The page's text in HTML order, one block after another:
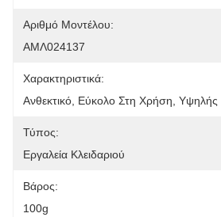
Αριθμό Μοντέλου:
ΑΜΛ024137
Χαρακτηριστικά:
Ανθεκτικό, Εύκολο Στη Χρήση, Υψηλής
Τύπος:
Εργαλεία Κλειδαριού
Βάρος:
100g